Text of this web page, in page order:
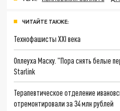
ЧИТАЙТЕ ТАКЖЕ:
Технофашисты XXI века
Оплеуха Маску. "Пора снять белые
Starlink
Терапевтическое отделение
отремонтировали за 34 млн рублей